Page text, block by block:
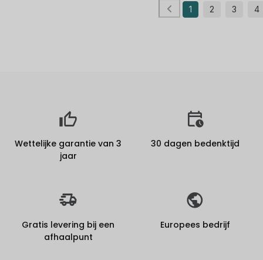
1 2 3 4
Wettelijke garantie van 3
jaar
30 dagen bedenktijd
Gratis levering bij een
afhaalpunt
Europees bedrijf